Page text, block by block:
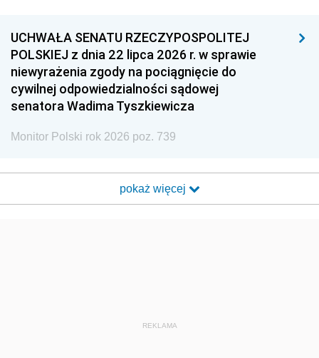
UCHWAŁA SENATU RZECZYPOSPOLITEJ
POLSKIEJ z dnia 22 lipca 2026 r. w sprawie
niewyrażenia zgody na pociągnięcie do
cywilnej odpowiedzialności sądowej
senatora Wadima Tyszkiewicza
Monitor Polski rok 2026 poz. 739
pokaż więcej
REKLAMA